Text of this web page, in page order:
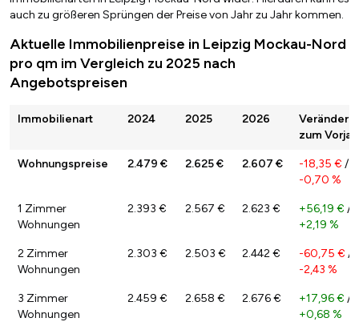
auch zu größeren Sprüngen der Preise von Jahr zu Jahr kommen.
Aktuelle Immobilienpreise in Leipzig Mockau-Nord
pro qm im Vergleich zu 2025 nach
Angebotspreisen
Immobilienart 2024 2025 2026
zum
Wohnungspreise 2.479 € 2.625 € 2.607 € -18,35 € /
-0,70 %
1 Zimmer
Wohnungen
2.393 € 2.567 € 2.623 € +56,19 € /
+2,19 %
2 Zimmer
Wohnungen
2.303 € 2.503 € 2.442 € -60,75 € /
-2,43 %
3 Zimmer
Wohnungen
2.459 € 2.658 € 2.676 € +17,96 € /
+0,68 %